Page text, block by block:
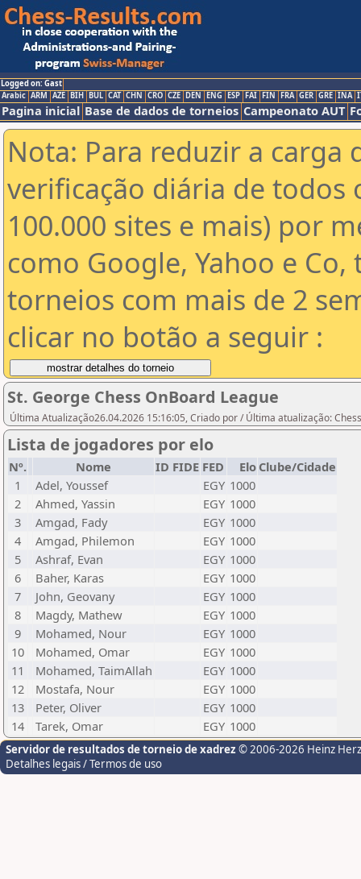
Logged on: Gast
Arabic ARM AZE BIH BUL CAT CHN CRO CZE DEN ENG ESP FAI FIN FRA GER GRE INA
Pagina inicial Base de dados de torneios Campeonato AUT
Nota: Para reduzir a carga
verificação diária de todos
100.000 sites e mais) por
como Google, Yahoo e
torneios com mais de 2
clicar no botão a seguir :
St. George Chess OnBoard League
Última Atualização26.04.2026 15:16:05, Criado por / Última atualização:
Lista de jogadores por elo
Nº. Nome ID FIDE FED Elo Clube/Cidade
1
Adel, Youssef EGY 1000
2
Ahmed, Yassin EGY 1000
3
Amgad, Fady EGY 1000
4
Amgad, Philemon EGY 1000
5
Ashraf, Evan EGY 1000
6
Baher, Karas EGY 1000
7
John, Geovany EGY 1000
8
Magdy, Mathew EGY 1000
9
Mohamed, Nour EGY 1000
10
Mohamed, Omar EGY 1000
11
Mohamed, TaimAllah EGY 1000
12
Mostafa, Nour EGY 1000
13
Peter, Oliver EGY 1000
14
Tarek, Omar EGY 1000
Servidor de resultados de torneio de xadrez © 2006-2026 Heinz
Detalhes legais / Termos de uso